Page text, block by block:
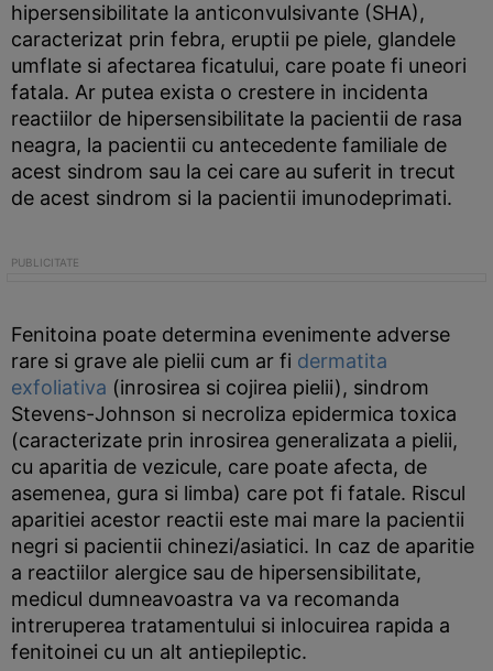
hipersensibilitate la anticonvulsivante (SHA),
caracterizat prin febra, eruptii pe piele, glandele
umflate si afectarea ficatului, care poate fi uneori
fatala. Ar putea exista o crestere in incidenta
reactiilor de hipersensibilitate la pacientii de rasa
neagra, la pacientii cu antecedente familiale de
acest sindrom sau la cei care au suferit in trecut
de acest sindrom si la pacientii imunodeprimati.
Fenitoina poate determina evenimente adverse
rare si grave ale pielii cum ar fi dermatita
exfoliativa (inrosirea si cojirea pielii), sindrom
Stevens-Johnson si necroliza epidermica toxica
(caracterizate prin inrosirea generalizata a pielii,
cu aparitia de vezicule, care poate afecta, de
asemenea, gura si limba) care pot fi fatale. Riscul
aparitiei acestor reactii este mai mare la pacientii
negri si pacientii chinezi/asiatici. In caz de aparitie
a reactiilor alergice sau de hipersensibilitate,
medicul dumneavoastra va va recomanda
intreruperea tratamentului si inlocuirea rapida a
fenitoinei cu un alt antiepileptic.